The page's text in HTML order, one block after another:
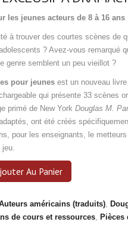
les jeunes acteurs de 8 à 16 ans
à trouver des courtes scènes de
? Avez-vous remarqué
genre semblent un peu vieillot ?
pour jeunes est un nouveau livre
qui présente 33 scènes
primé de New York Douglas M.
ont été créés
pour les enseignants, le
jeu.
Au Panier
américains (traduits),
de cours et ressources, Pièces